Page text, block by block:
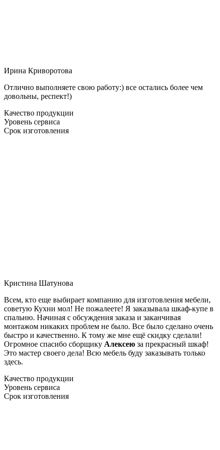
Ирина Криворотова
Отлично выполняете свою работу:) все остались более чем
довольны, респект!)
Качество продукции
Уровень сервиса
Срок изготовления
Кристина Шатунова
Всем, кто еще выбирает компанию для изготовления мебели,
советую Кухни мол! Не пожалеете! Я заказывала шкаф-купе в
спальню. Начиная с обсуждения заказа и заканчивая
монтажом никаких проблем не было. Все было сделано очень
быстро и качественно. К тому же мне ещё скидку сделали!
Огромное спасибо сборщику Алексею за прекрасный шкаф!
Это мастер своего дела! Всю мебель буду заказывать только
здесь.
Качество продукции
Уровень сервиса
Срок изготовления